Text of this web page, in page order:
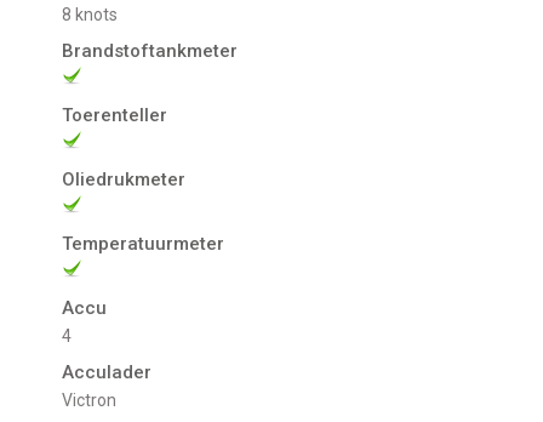
8 knots
Brandstoftankmeter
Toerenteller
Oliedrukmeter
Temperatuurmeter
Accu
4
Acculader
Victron